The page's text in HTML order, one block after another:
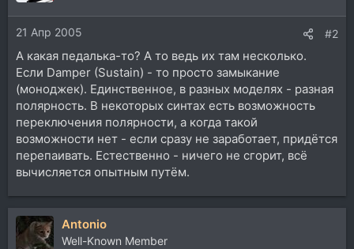
21 Апр 2005 #2
А какая педалька-то? А то ведь их там несколько.
Если Damper (Sustain) - то просто замыкание
(моноджек). Единственное, в разных моделях - разная
полярность. В некоторых синтах есть возможность
переключения полярности, а когда такой
возможности нет - если сразу не заработает, придётся
перепаивать. Естественно - ничего не сгорит, всё
вычисляется опытным путём.
Antonio
Well-Known Member